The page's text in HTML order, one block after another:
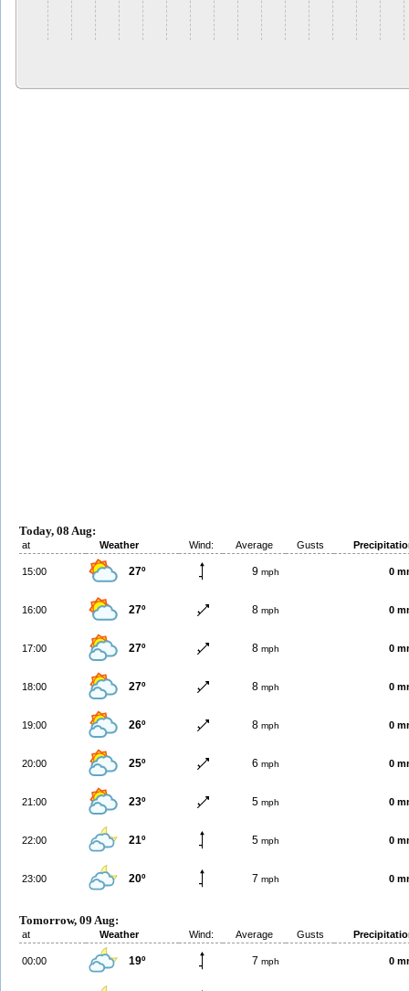
Today, 08 Aug:
at Weather Wind: Average Gusts
15:00 27º 9 mph 0
16:00 27º 8 mph 0
17:00 27º 8 mph 0
18:00 27º 8 mph 0
19:00 26º 8 mph 0
20:00 25º 6 mph 0
21:00 23º 5 mph 0
22:00 21º 5 mph 0
23:00 20º 7 mph 0
Tomorrow, 09 Aug:
at Weather Wind: Average Gusts
00:00 19º 7 mph 0